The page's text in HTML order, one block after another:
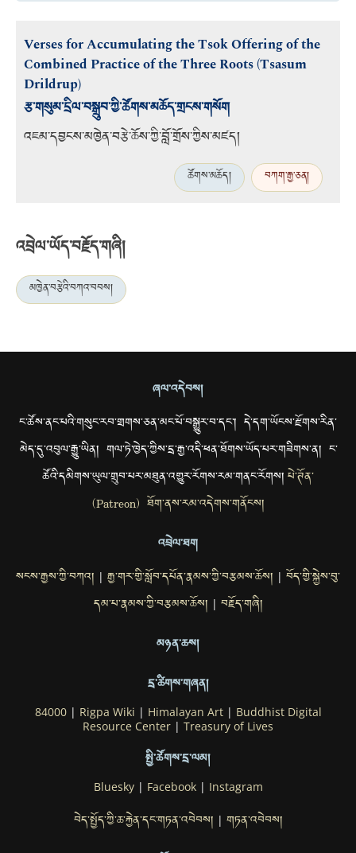
Verses for Accumulating the Tsok Offering of the
Combined Practice of the Three Roots (Tsasum
Drildrup)
རྩ་གསུམ་དྲིལ་བསྒྲུབ་ཀྱི་ཚོགས་མཆོད་གྲངས་གསོག
འཇམ་དབྱངས་མཁྱེན་བརྩེ་ཆོས་ཀྱི་བློ་གྲོས་ཀྱིས་མཛད།
ཚོགས་མཆོད། བཀག་རྒྱ་ཅན།
འབྲེལ་ཡོད་བརྗོད་གཞི།
མཁྱེན་བརྩེའི་བཀའ་བབས།
ཞལ་འདེབས།
ང་ཚོས་ནང་པའི་གསུང་རབ་གྲགས་ཅན་མང་པོ་བསྒྱུར་བ་དང་། དེ་དག་ཡོངས་རྫོགས་རིན་
མེད་དུ་འབུལ་རྒྱུ་ཡིན། གལ་ཏེ་ཁྱེད་ཀྱིས་དྲ་རྒྱ་འདི་ཕན་ཐོགས་ཡོད་པར་གཟིགས་ན། ང་
ཚོའི་དམིགས་ཡུལ་གྲུབ་པར་མཐུན་འགྱུར་རོགས་རམ་གནང་རོགས།པེ་ཊོན་
(Patreon) ཐོག་ནས་རམ་འདེགས་གནོངས།
འབྲེལ་ཐག
སངས་རྒྱས་ཀྱི་བཀའ། | རྒྱ་གར་གྱི་སློབ་དཔོན་རྣམས་ཀྱི་བརྩམས་ཆོས། | བོད་གྱི་སྐྱེས་བུ་
དམ་པ་རྣམས་ཀྱི་བརྩམས་ཆོས། | བརྗོད་གཞི།
མཉན་ཆས།
དྲ་ཚིགས་གཞན།
84000| Rigpa Wiki | Himalayan Art| Buddhist Digital
Resource Center | Treasury of Lives
སྤྱི་ཚོགས་དྲ་ལམ།
Bluesky| Facebook| Instagram
བེད་སྤྱོད་ཀྱི་ཆ་རྐྱེན་དང་གཏན་འབེབས། | གཏན་འབེབས།